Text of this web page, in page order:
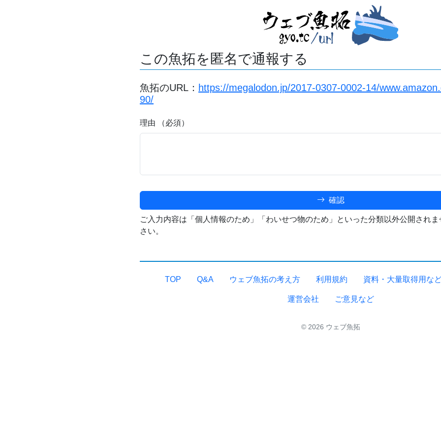
この魚拓を匿名で通報する
魚拓のURL： https://megalodon.jp/2017-0307-0002-14/
90/
理由 （必須）
確認
ご入力内容は「個人情報のため」「わいせつ物のため」といった分類以外公開され
さい。
TOP Q&A ウェブ魚拓の考え方 利用規約 資料・大量取得用な
運営会社 ご意見など
© 2026 ウェブ魚拓